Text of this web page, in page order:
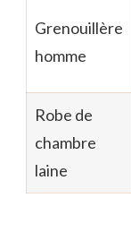
Grenouillère
homme
Robe de
chambre
laine